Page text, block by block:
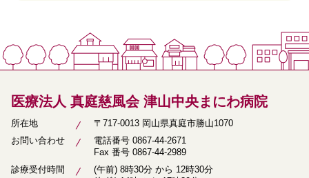
医療法人 真庭慈風会 津山中央まにわ病院
所在地
〒717-0013 岡山県真庭市勝山1070
お問い合わせ
電話番号 0867-44-2671
Fax 番号 0867-44-2989
診療受付時間
(午前) 8時30分 から 12時30分